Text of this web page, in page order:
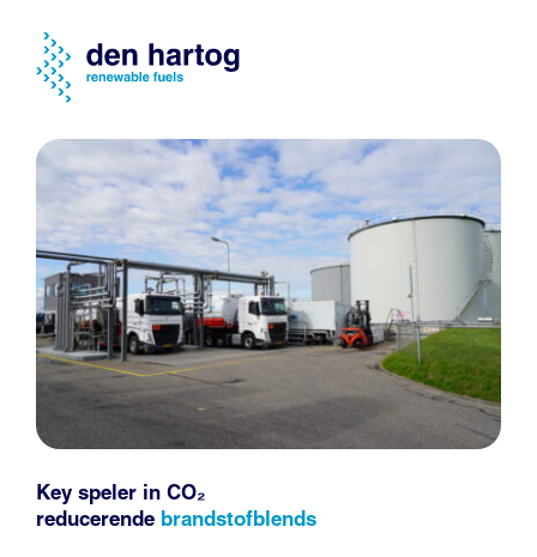
Key speler in CO₂
reducerende brandstofblends